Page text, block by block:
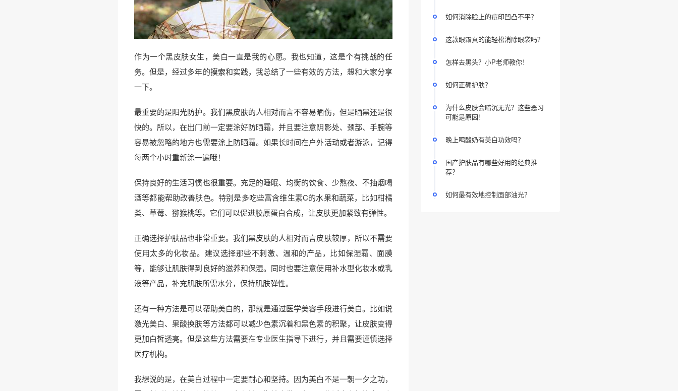
作为一个黑皮肤女生，美白一直是我的心愿。我也知道，这是个有挑战的任
务。但是，经过多年的摸索和实践，我总结了一些有效的方法，想和大家分享
一下。
最重要的是阳光防护。我们黑皮肤的人相对而言不容易晒伤，但是晒黑还是很
快的。所以，在出门前一定要涂好防晒霜，并且要注意阴影处、颈部、手腕等
容易被忽略的地方也需要涂上防晒霜。如果长时间在户外活动或者游泳，记得
每两个小时重新涂一遍哦！
保持良好的生活习惯也很重要。充足的睡眠、均衡的饮食、少熬夜、不抽烟喝
酒等都能帮助改善肤色。特别是多吃些富含维生素C的水果和蔬菜，比如柑橘
类、草莓、猕猴桃等。它们可以促进胶原蛋白合成，让皮肤更加紧致有弹性。
正确选择护肤品也非常重要。我们黑皮肤的人相对而言皮肤较厚，所以不需要
使用太多的化妆品。建议选择那些不刺激、温和的产品，比如保湿霜、面膜
等，能够让肌肤得到良好的滋养和保湿。同时也要注意使用补水型化妆水或乳
液等产品，补充肌肤所需水分，保持肌肤弹性。
还有一种方法是可以帮助美白的，那就是通过医学美容手段进行美白。比如说
激光美白、果酸换肤等方法都可以减少色素沉着和黑色素的积聚，让皮肤变得
更加白皙透亮。但是这些方法需要在专业医生指导下进行，并且需要谨慎选择
医疗机构。
我想说的是，在美白过程中一定要耐心和坚持。因为美白不是一朝一夕之功，
如何消除脸上的痘印凹凸不平？
这款眼霜真的能轻松消除眼袋吗？
怎样去黑头？小P老师教你！
如何正确护肤？
为什么皮肤会暗沉无光？这些恶习
可能是原因！
晚上喝酸奶有美白功效吗？
国产护肤品有哪些好用的经典推
荐？
如何最有效地控制面部油光？